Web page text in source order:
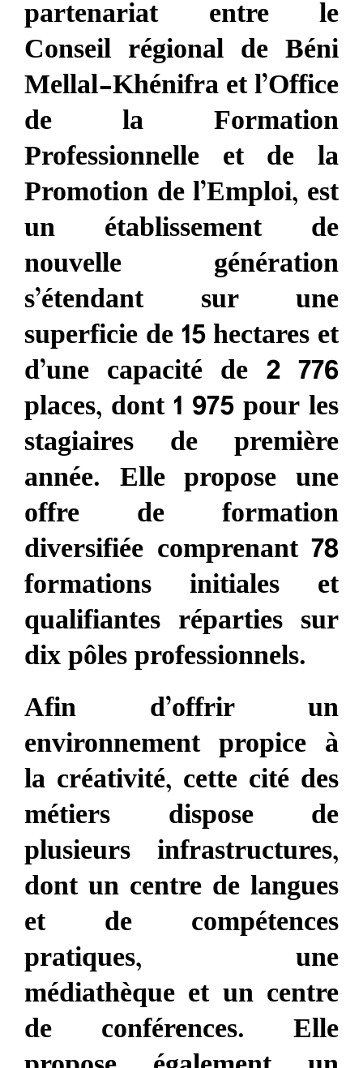
partenariat entre le
Conseil régional de Béni
Mellal-Khénifra et l’Office
de la Formation
Professionnelle et de la
Promotion de l’Emploi, est
un établissement de
nouvelle génération
s’étendant sur une
superficie de 15 hectares et
d’une capacité de 2 776
places, dont 1 975 pour les
stagiaires de première
année. Elle propose une
offre de formation
diversifiée comprenant 78
formations initiales et
qualifiantes réparties sur
dix pôles professionnels.
Afin d’offrir un
environnement propice à
la créativité, cette cité des
métiers dispose de
plusieurs infrastructures,
dont un centre de langues
et de compétences
pratiques, une
médiathèque et un centre
de conférences. Elle